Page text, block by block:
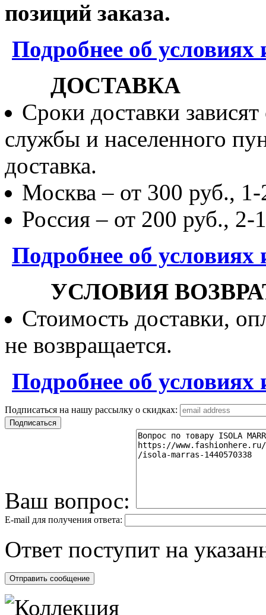
позиций заказа.
Подробнее об
ДОСТАВКА
Сроки доставки
службы и населенного
доставка.
Москва – от 300 руб.,
Россия – от 200 руб., 2-
Подробнее об условиях
УСЛОВИЯ
Стоимость доставки,
не возвращается.
Подробнее об условиях
Подписаться на нашу рассылку о скидках:
Ваш вопрос:
E-mail для получения ответа:
Ответ поступит на